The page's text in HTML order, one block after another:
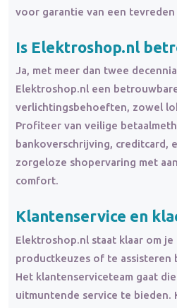
voor garantie van een tevreden
Is Elektroshop.nl
Ja, met meer dan twee
Elektroshop.nl een
verlichtingsbehoeften, zowel
Profiteer van veilige
bankoverschrijving, creditcard,
zorgeloze shopervaring met
comfort.
Klantenservice en
Elektroshop.nl staat klaar om
productkeuzes of te assisteren
Het klantenserviceteam gaat
uitmuntende service te bieden.